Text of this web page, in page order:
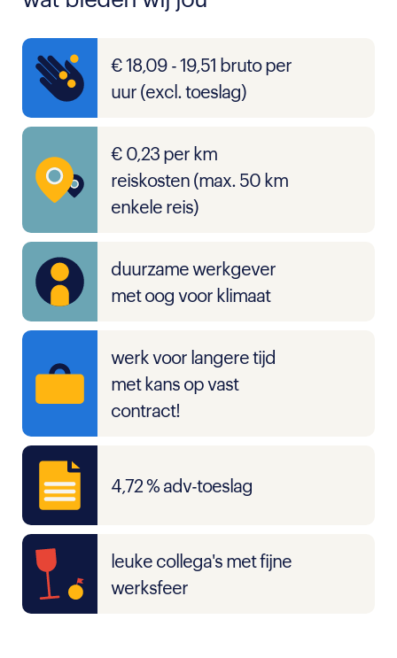
€ 18,09 - 19,51 bruto per
uur (excl. toeslag)
€ 0,23 per km
reiskosten (max. 50 km
enkele reis)
duurzame werkgever
met oog voor klimaat
werk voor langere tijd
met kans op vast
contract!
4,72 % adv-toeslag
leuke collega's met fijne
werksfeer